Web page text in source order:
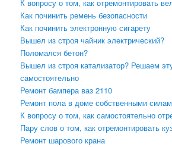
К вопросу о том, как отремонтировать
Как починить ремень безопасности
Как починить электронную сигарету
Вышел из строя чайник электрический?
Поломался бетон?
Вышел из строя катализатор? Решаем
самостоятельно
Ремонт бампера ваз 2110
Ремонт пола в доме собственными
К вопросу о том, как самостоятельно
Пару слов о том, как отремонтировать
Ремонт шарового крана